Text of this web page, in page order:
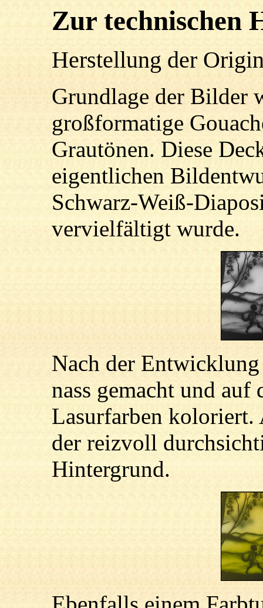
Zur technischen
Herstellung der
Grundlage der Bilder
großformatige
Grautönen. Diese
eigentlichen
Schwarz-Weiß-
vervielfältigt wurde.
Nach der
nass gemacht und
Lasurfarben koloriert.
der reizvoll
Hintergrund.